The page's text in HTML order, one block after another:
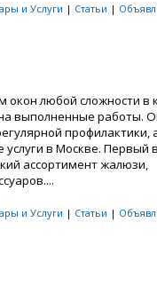
и Услуги | Статьи |
любой сложности в
выполненные работы.
профилактики,
в Москве. Первый
ассортимент жалюзи,
и Услуги | Статьи |